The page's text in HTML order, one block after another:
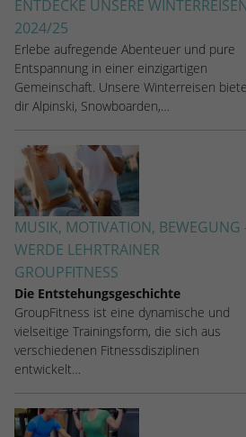
ENTDECKE UNSERE
2024/25
Erlebe aufregende Abenteuer und pure
Entspannung in einer einzigartigen
Gemeinschaft. Unsere Winterreisen
dir Alpinski, Snowboarden,…
MUSIK, MOTIVATION, BEWEGUNG
WERDE LEHRTRAINER
GROUPFITNESS
Die Entstehungsgeschichte
GroupFitness ist eine dynamische und
vielseitige Trainingsform, die sich aus
verschiedenen Fitnessdisziplinen
entwickelt…
stammen, und die
Name _dc_gtm_UA-
Laufzeit 1 Minute
Zweck
Dieser Cookie
nach Alter,
und nutzt dazu den
Google Tag Manager,